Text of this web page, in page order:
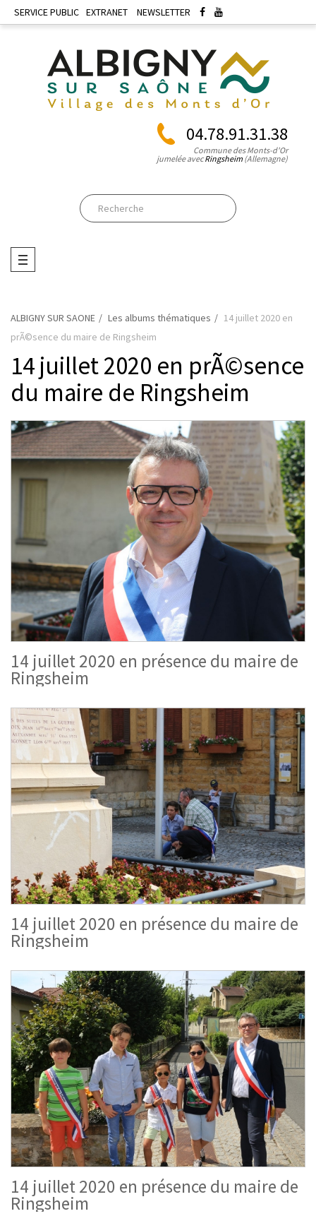
SERVICE PUBLIC EXTRANET NEWSLETTER
04.78.91.31.38
Commune des Monts-d'Or
jumelée avecRingsheim (Allemagne)
ALBIGNY SUR SAONE Les albums thématiques
14 juillet 2020 en
prÃ©sence du maire de Ringsheim
14 juillet 2020 en prÃ©sence
du maire de Ringsheim
14 juillet 2020 en présence du maire de
Ringsheim
14 juillet 2020 en présence du maire de
Ringsheim
14 juillet 2020 en présence du maire de
Ringsheim